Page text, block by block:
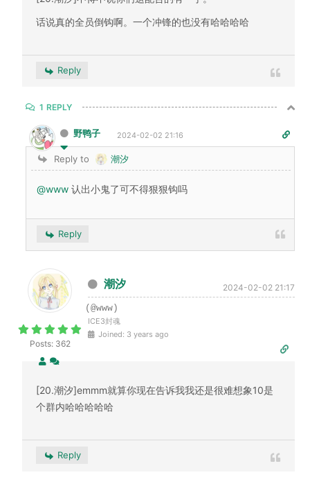
话说真的全员倒钩啊。一个冲锋的也没有哈哈哈哈
Reply
1 REPLY
野鸭子 2024-02-02 21:16
Reply to 潮汐
@www 认出小鬼了可不得狠狠钩吗
Reply
Posts: 362
潮汐
2024-02-02 21:17
(@www)
ICE3封魂
Joined: 3 years ago
[20.潮汐]emmm就算你现在告诉我我还是很难想象10是
个群内哈哈哈哈哈
Reply